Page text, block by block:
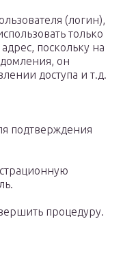
(логин),
только
поскольку на
он
доступа и т.д.
подтверждения
процедуру.